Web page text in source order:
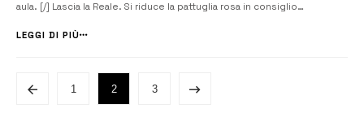
aula. [/] Lascia la Reale. Si riduce la pattuglia rosa in consiglio
Reale (la seconda da sinistra nella foto di copertina), nel 2016 [&...
LEGGI DI PIÙ
1 2 3